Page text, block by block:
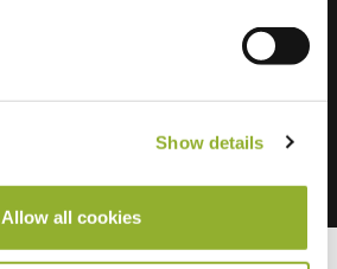
Show details
Allow all cookies